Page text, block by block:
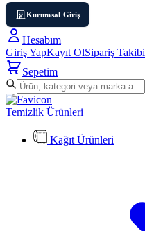
Kurumsal Giriş
Hesabım
Giriş YapKayıt OlSipariş Takibi
Sepetim
Temizlik Ürünleri
Kağıt Ürünleri